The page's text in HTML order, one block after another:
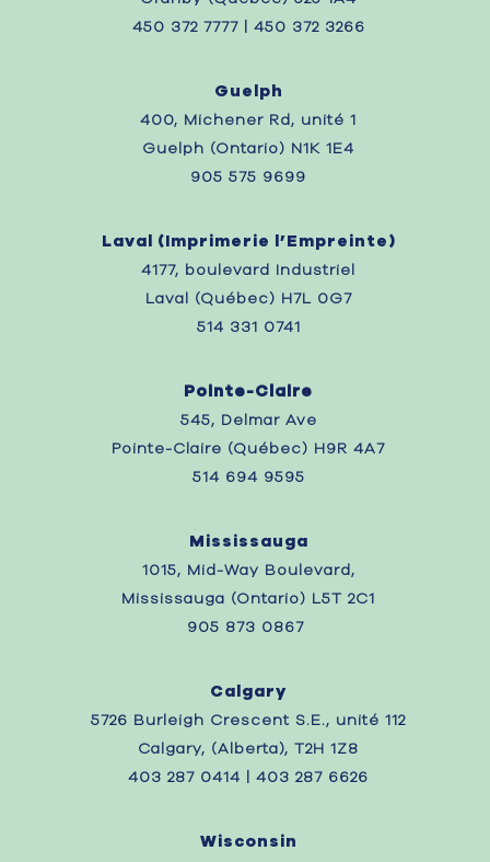
450 372 7777 | 450 372 3266
Guelph
400, Michener Rd, unité 1
Guelph (Ontario) N1K 1E4
905 575 9699
Laval ( Imprimerie l’Empreinte)
4177, boulevard Industriel
Laval (Québec) H7L 0G7
514 331 0741
Pointe-Claire
545, Delmar Ave
Pointe-Claire (Québec) H9R 4A7
514 694 9595
Mississauga
1015, Mid-Way Boulevard,
Mississauga (Ontario) L5T 2C1
905 873 0867 ‎
Calgary
5726 Burleigh Crescent S.E., unité 112
Calgary, (Alberta), T2H 1Z8
403 287 0414 | 403 287 6626
Wisconsin